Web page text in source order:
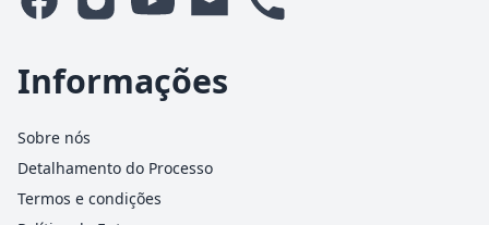
Informações
Sobre nós
Detalhamento do Processo
Termos e condições